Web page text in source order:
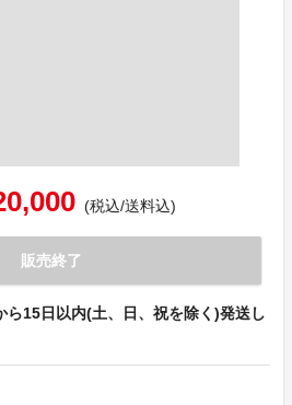
(税込/送料込)
販売終了
ら15日以内(土、日、祝を除く)発送し